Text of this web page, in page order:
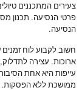
צעירים המתכננים
פרטי הנסיעה. תכנון
הנסיעה.
חשוב לקבוע לוח
ארוכות. עצירה לתדלוק,
עייפות היא אחת
ממושכת ללא הפסקות.